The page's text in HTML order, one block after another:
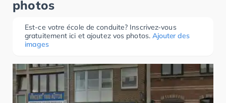
photos
Est-ce votre école de conduite? Inscrivez-vous
gratuitement ici et ajoutez vos photos. Ajouter des
images